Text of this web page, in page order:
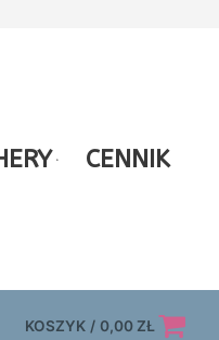
CENNIK
KOSZYK / 0,00 ZŁ